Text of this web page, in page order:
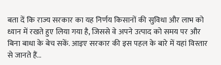
बता दें कि राज्य सरकार का यह निर्णय किसानों की सुविधा और लाभ को
ध्यान में रखते हुए लिया गया है, जिससे वे अपने उत्पाद को समय पर और
बिना बाधा के बेच सकें. आइए सरकार की इस पहल के बारे में यहां विस्तार
से जानते हैं...